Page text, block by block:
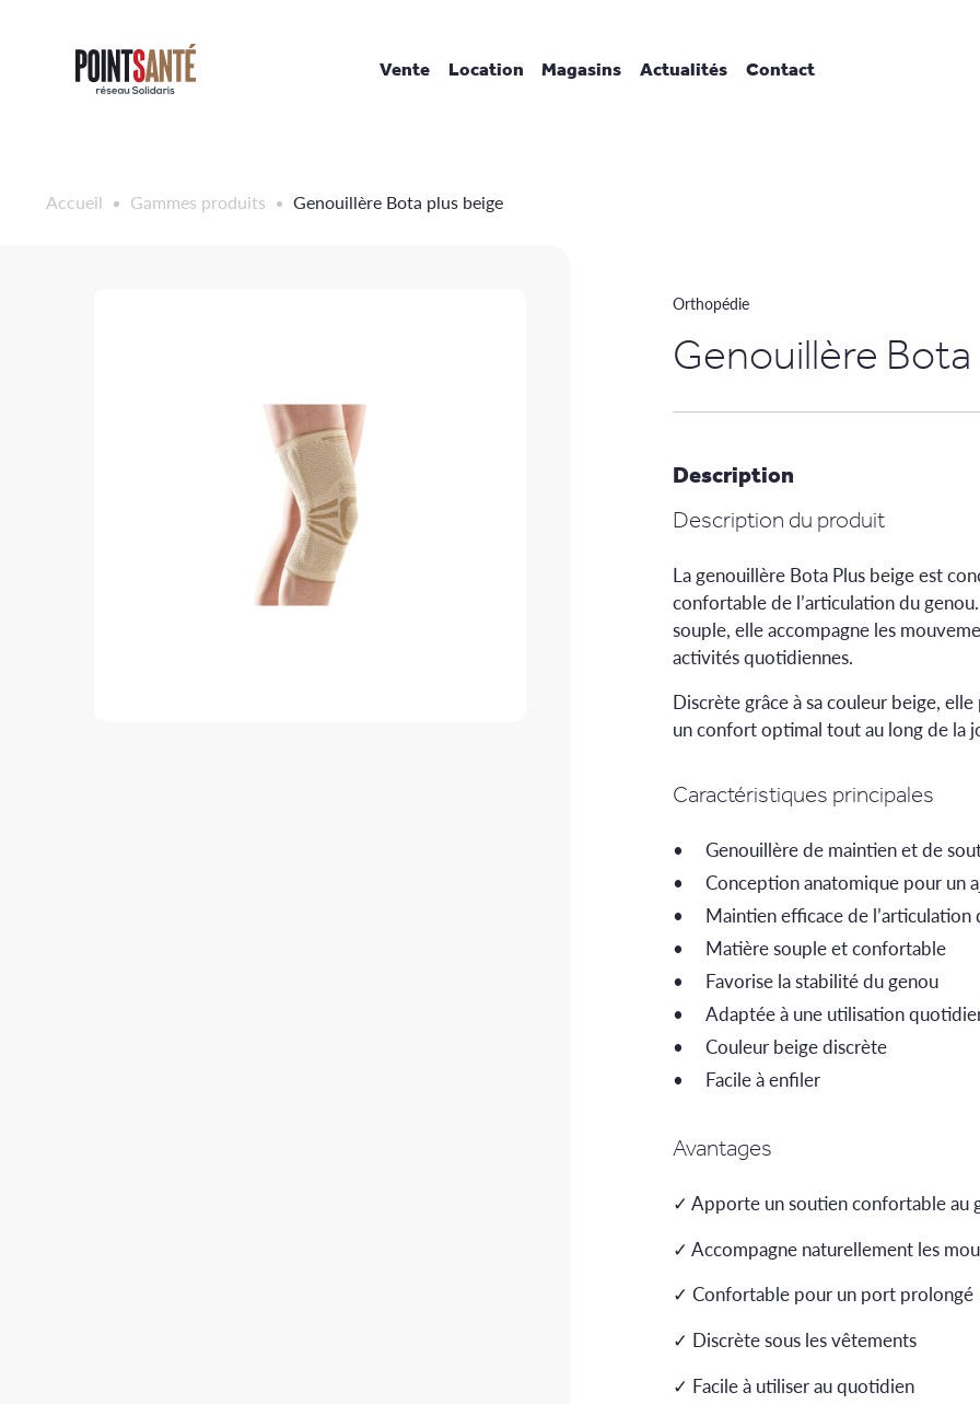
Vente Location Magasins Actualités Contact
Accueil Gammes produits Genouillère Bota plus beige
Orthopédie
Genouillère
Description
Description du produit
La genouillère Bota Plus beige est
confortable de l’articulation du
souple, elle accompagne les
activités quotidiennes.
Discrète grâce à sa couleur beige,
un confort optimal tout au long de la
Caractéristiques principales
Genouillère de maintien et de
Conception anatomique pour un
Maintien efficace de l’articulation
Matière souple et confortable
Favorise la stabilité du genou
Adaptée à une utilisation
Couleur beige discrète
Facile à enfiler
Avantages
✓ Apporte un soutien confortable au
✓ Accompagne naturellement les
✓ Confortable pour un port prolongé
✓ Discrète sous les vêtements
✓ Facile à utiliser au quotidien